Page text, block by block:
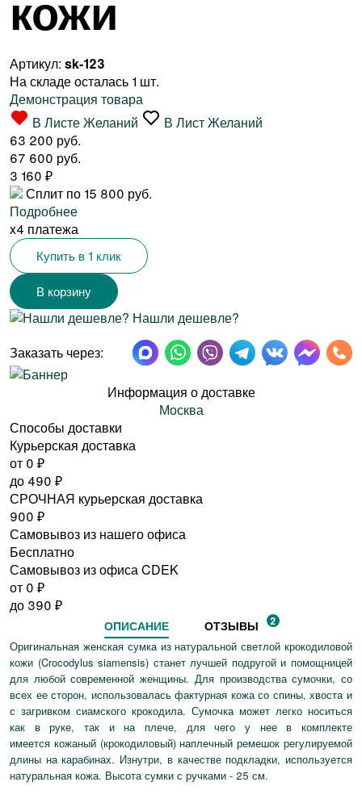
Артикул: sk-123
На складе осталась 1 шт.
Демонстрация товара
В Листе Желаний
В Лист Желаний
63 200 руб.
67 600 руб.
3 160 ₽
Сплит по 15 800 руб.
Подробнее
x4 платежа
Купить в 1 клик
Нашли дешевле?
Заказать через:
Информация о доставке
Москва
Способы доставки
Курьерская доставка
от 0 ₽
до 490 ₽
СРОЧНАЯ курьерская доставка
900 ₽
Самовывоз из нашего офиса
Бесплатно
Самовывоз из офиса CDEK
от 0 ₽
до 390 ₽
ОПИСАНИЕ ОТЗЫВЫ 2
Оригинальная женская сумка из натуральной светлой крокодиловой
кожи (Crocodylus siamensis) станет лучшей подругой и помощницей
для любой современной женщины. Для производства сумочки, со
всех ее сторон, использовалась фактурная кожа со спины, хвоста и
с загривком сиамского крокодила. Сумочка может легко носиться
как в руке, так и на плече, для чего у нее в комплекте
имеется кожаный (крокодиловый) наплечный ремешок регулируемой
длины на карабинах. Изнутри, в качестве подкладки, используется
натуральная кожа. Высота сумки с ручками - 25 см.